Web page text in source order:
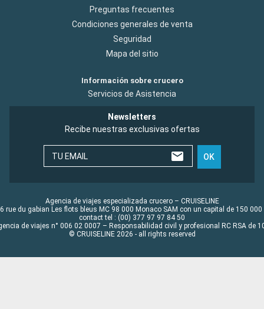
Preguntas frecuentes
Condiciones generales de venta
Seguridad
Mapa del sitio
Información sobre crucero
Servicios de Asistencia
Newsletters
Recibe nuestras exclusivas ofertas
TU EMAIL OK
Agencia de viajes especializada crucero – CRUISELINE
rue du gabian Les flots bleus MC 98 000 Monaco SAM con un capital de 150 000
contact tel : (00) 377 97 97 84 50
de viajes n° 006 02 0007 – Responsabilidad civil y profesional RC RSA de
© CRUISELINE 2026 - all rights reserved